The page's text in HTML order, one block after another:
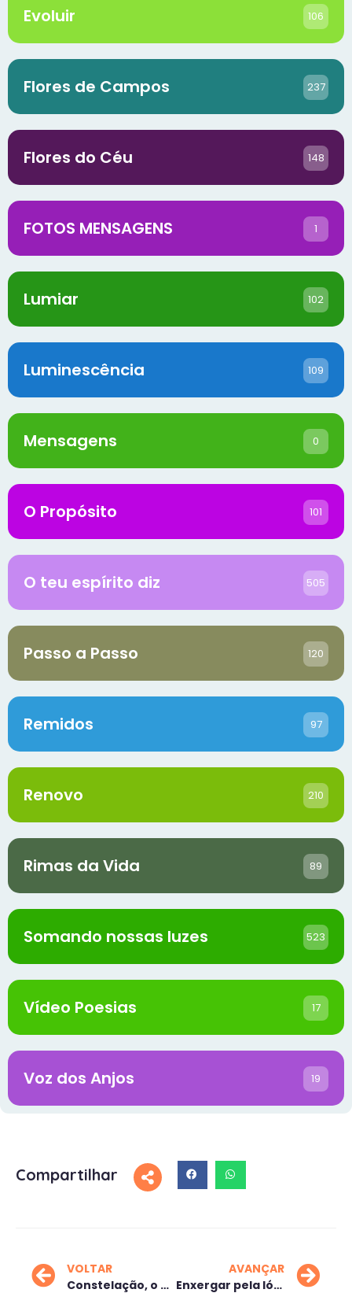
Evoluir 106
Flores de Campos 237
Flores do Céu 148
FOTOS MENSAGENS 1
Lumiar 102
Luminescência 109
Mensagens 0
O Propósito 101
O teu espírito diz 505
Passo a Passo 120
Remidos 97
Renovo 210
Rimas da Vida 89
Somando nossas luzes 523
Vídeo Poesias 17
Voz dos Anjos 19
Compartilhar
VOLTAR
Constelação, o corpo de Deus
AVANÇAR
Enxergar pela lógica